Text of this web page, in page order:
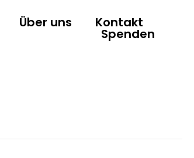
Über uns Kontakt
Spenden